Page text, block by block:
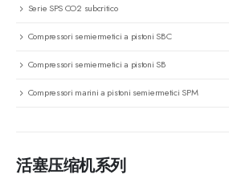
Serie SPS CO2 subcritico
Compressori semiermetici a pistoni SBC
Compressori semiermetici a pistoni SB
Compressori marini a pistoni semiermetici SPM
活塞压缩机系列